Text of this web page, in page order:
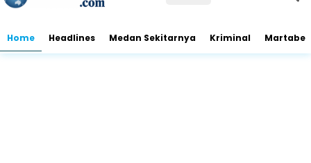
Home Headlines Medan Sekitarnya Kriminal Martabe